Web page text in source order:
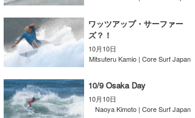
ワッツアップ・サーファー
ズ？！
10月10日
Mitsuteru Kamio | Core Surf Japan
10/9 Osaka Day
10月10日
Naoya Kimoto | Core Surf Japan
ライター/寄稿メディア
Core Surf Japan
Naoya Kimoto
メディア